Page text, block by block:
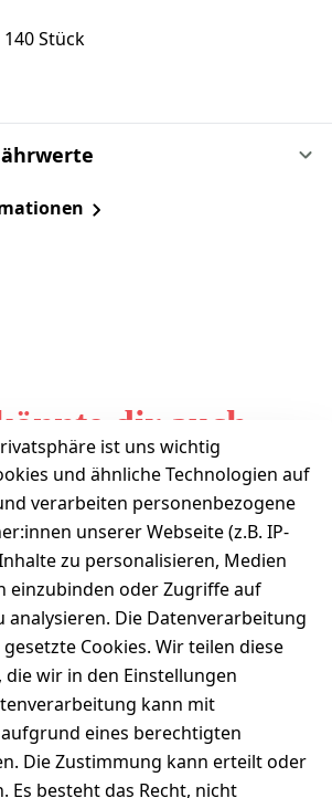
Stück
dir auch
gefallen
ist uns wichtig
und ähnliche Technologien auf
verarbeiten personenbezogene
unserer Webseite (z.B. IP-
zu personalisieren, Medien
einzubinden oder Zugriffe auf
analysieren. Die Datenverarbeitung
Cookies. Wir teilen diese
wir in den Einstellungen
kann mit
eines berechtigten
Die Zustimmung kann erteilt oder
Es besteht das Recht, nicht